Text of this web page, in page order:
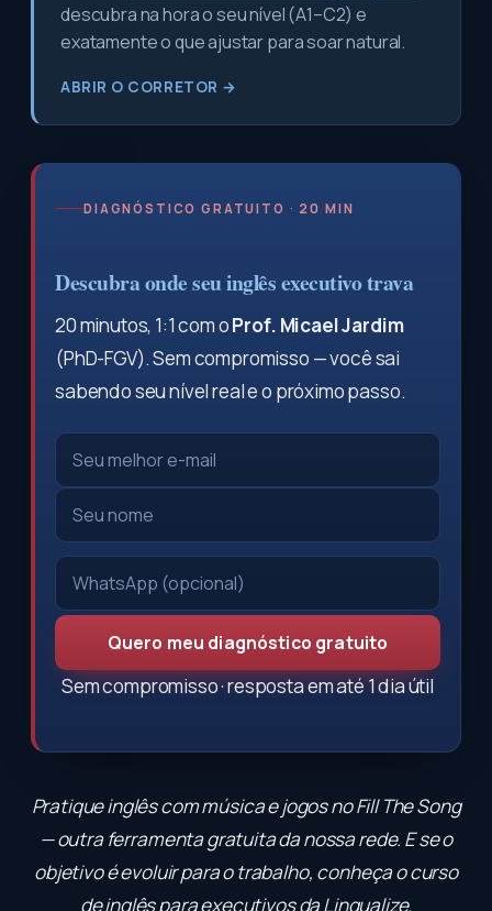
descubra na hora o seu nível (A1–C2) e
exatamente o que ajustar para soar natural.
ABRIR O CORRETOR →
DIAGNÓSTICO GRATUITO · 20 MIN
Descubra onde seu inglês executivo trava
20 minutos, 1:1 com oProf. Micael Jardim
(PhD-FGV). Sem compromisso — você sai
sabendo seu nível real e o próximo passo.
Quero meu diagnóstico gratuito
Sem compromisso · resposta em até 1 dia útil
Pratique inglês com música e jogos noFill The Song
— outra ferramenta gratuita da nossa rede. E se o
objetivo é evoluir para o trabalho, conheça ocurso
de inglês para executivosda Lingualize.